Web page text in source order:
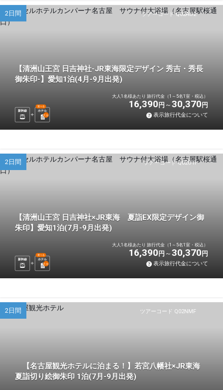
ツアーコード Q02AU2
2日間
【清洲山王宮 日吉神社-JR東海限定デザイン 秀吉・秀長
御朱印-】愛知1泊(4月-9月出発)
新幹線 ホテル
選べる
1 泊
大人1名様あたり 旅行代金（1～5名1室・税込）
16,390 円 30,370 円
表示旅行代金について
ツアーコード Q02O1I
2日間
【清洲山王宮 日吉神社×JR東海 夏詣EX限定デザイン御
朱印】愛知1泊(7月-9月出発)
新幹線 ホテル
選べる
1 泊
大人1名様あたり 旅行代金（1～5名1室・税込）
16,390 円 30,370 円
表示旅行代金について
ツアーコード Q02NMF
2日間
【名古屋観光ホテルに泊まる！】若宮八幡社×JR東海
夏詣切り絵御朱印 1泊(7月-9月出発)